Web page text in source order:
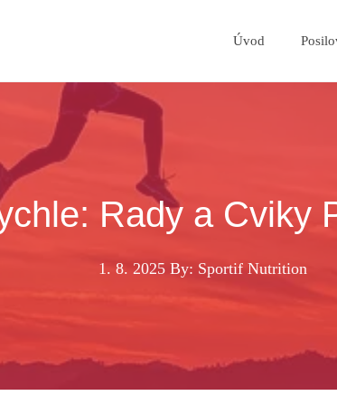
Úvod
Rady a Cviky
1. 8. 2025 By: Sportif Nutrition